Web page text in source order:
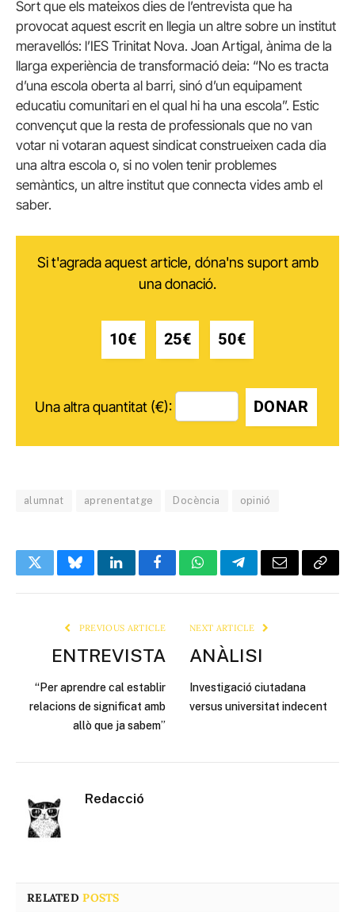
Sort que els mateixos dies de l’entrevista que ha
provocat aquest escrit en llegia un altre sobre un institut
meravellós: l’IES Trinitat Nova. Joan Artigal, ànima de la
llarga experiència de transformació deia: “No es tracta
d’una escola oberta al barri, sinó d’un equipament
educatiu comunitari en el qual hi ha una escola”. Estic
convençut que la resta de professionals que no van
votar ni votaran aquest sindicat construeixen cada dia
una altra escola o, si no volen tenir problemes
semàntics, un altre institut que connecta vides amb el
saber.
Si t'agrada aquest article, dóna'ns suport amb
una donació.
10€ 25€ 50€
Una altra quantitat (€): DONAR
alumnat aprenentatge Docència opinió
TwitterBlueskyLinkedInFacebookWhatsAppTelegramEmail Copy
PREVIOUS ARTICLE
ENTREVISTA
“Per aprendre cal establir
relacions de significat amb
allò que ja sabem”
NEXT ARTICLE
ANÀLISI
Investigació ciutadana
versus universitat indecent
Redacció
RELATEDPOSTS